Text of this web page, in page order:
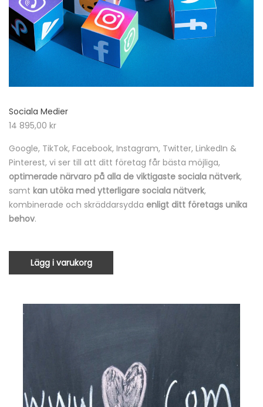
Sociala Medier
14 895,00 kr
Google, TikTok, Facebook, Instagram, Twitter, LinkedIn &
Pinterest, vi ser till att ditt företag får bästa möjliga,
optimerade närvaro på alla de viktigaste sociala nätverk,
samt kan utöka med ytterligare sociala nätverk,
kombinerade och skräddarsydda enligt ditt företags unika
behov.
Lägg i varukorg